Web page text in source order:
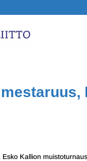
Kallion muistoturnaus